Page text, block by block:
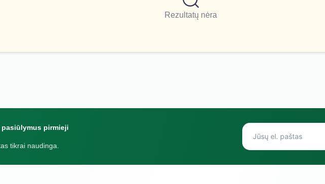
Rezultatų nėra
pirmieji
tikrai naudinga.